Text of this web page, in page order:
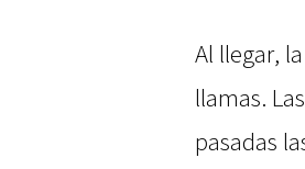
Al llegar,
llamas.
pasadas